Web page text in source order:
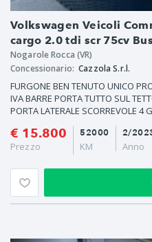
Volkswagen Veicoli
cargo 2.0 tdi scr 75cv
Nogarole Rocca (VR)
Concessionario: Cazzola S.r.l.
FURGONE BEN TENUTO UNICO
IVA BARRE PORTA TUTTO SUL
PORTA LATERALE SCORREVOLE 4
€ 15.800
Prezzo
2/
Anno
52000
KM